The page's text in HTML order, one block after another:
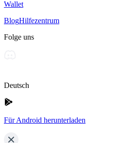
Wallet
BlogHilfezentrum
Folge uns
Deutsch
Für Android herunterladen